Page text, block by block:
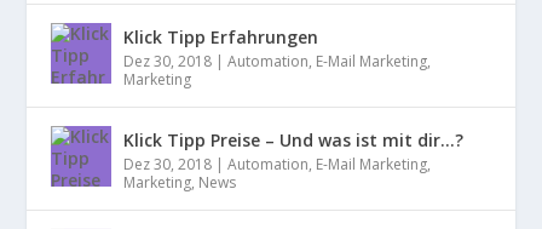
Klick Tipp Erfahrungen
Dez 30, 2018 |Automation, E-Mail Marketing,
Marketing
Klick Tipp Preise – Und was ist mit dir…?
Dez 30, 2018 |Automation, E-Mail Marketing,
Marketing, News